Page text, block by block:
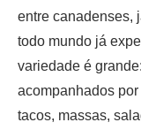
entre canadenses,
todo mundo já
variedade é
acompanhados
tacos, massas,